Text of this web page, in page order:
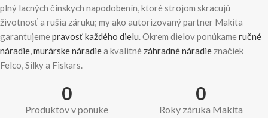
plný lacných čínskych napodobenín, ktoré strojom skracujú
životnosť a rušia záruku; my ako autorizovaný partner Makita
garantujemepravosť každého dielu. Okrem dielov ponúkameručné
náradie,murárske náradiea kvalitné záhradné náradie značiek
Felco, Silky a Fiskars.
0
Produktov v ponuke
0
Roky záruka Makita